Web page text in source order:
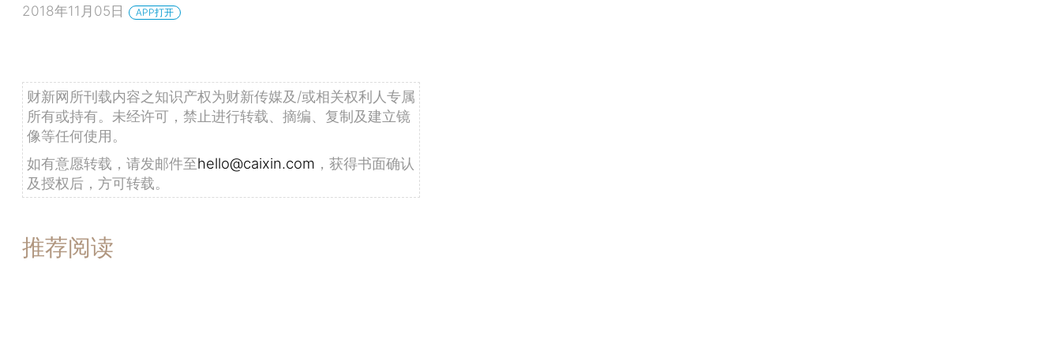
2018年11月05日 APP打开
财新网所刊载内容之知识产权为财新传媒及/或相关权利人专属
所有或持有。未经许可，禁止进行转载、摘编、复制及建立镜
像等任何使用。
如有意愿转载，请发邮件至hello@caixin.com ，获得书面确认
及授权后，方可转载。
推荐阅读